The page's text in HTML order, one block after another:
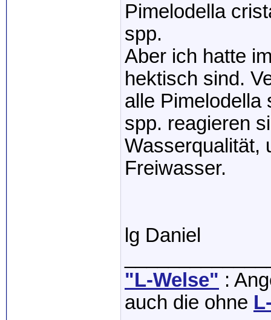
Pimelodella
spp.
Aber ich hatte
hektisch sind.
alle Pimelodella
spp. reagieren
Wasserqualität,
Freiwasser.
lg Daniel
"L-Welse" :
auch die ohne